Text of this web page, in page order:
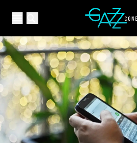
Open main menuYour Company